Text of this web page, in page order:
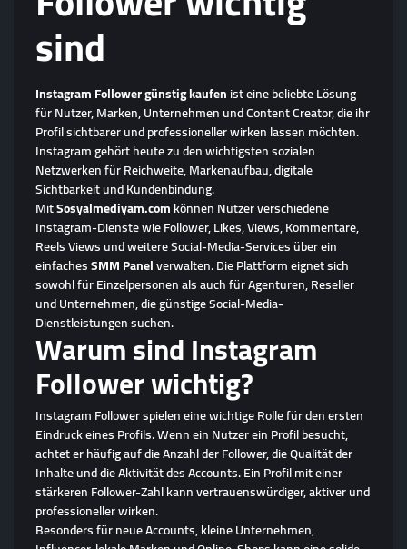
sind
Instagram Follower günstig kaufenist eine beliebte Lösung
für Nutzer, Marken, Unternehmen und Content Creator, die ihr
Profil sichtbarer und professioneller wirken lassen möchten.
Instagram gehört heute zu den wichtigsten sozialen
Netzwerken für Reichweite, Markenaufbau, digitale
Sichtbarkeit und Kundenbindung.
MitSosyalmediyam.comkönnen Nutzer verschiedene
Instagram-Dienste wie Follower, Likes, Views, Kommentare,
Reels Views und weitere Social-Media-Services über ein
einfachesSMM Panelverwalten. Die Plattform eignet sich
sowohl für Einzelpersonen als auch für Agenturen, Reseller
und Unternehmen, die günstige Social-Media-
Dienstleistungen suchen.
Warum sind Instagram
Follower wichtig?
Instagram Follower spielen eine wichtige Rolle für den ersten
Eindruck eines Profils. Wenn ein Nutzer ein Profil besucht,
achtet er häufig auf die Anzahl der Follower, die Qualität der
Inhalte und die Aktivität des Accounts. Ein Profil mit einer
stärkeren Follower-Zahl kann vertrauenswürdiger, aktiver und
professioneller wirken.
Besonders für neue Accounts, kleine Unternehmen,